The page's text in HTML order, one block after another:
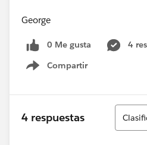
George
0 Me gusta
4
Compartir
Show menu
4 respuestas
Ordenar